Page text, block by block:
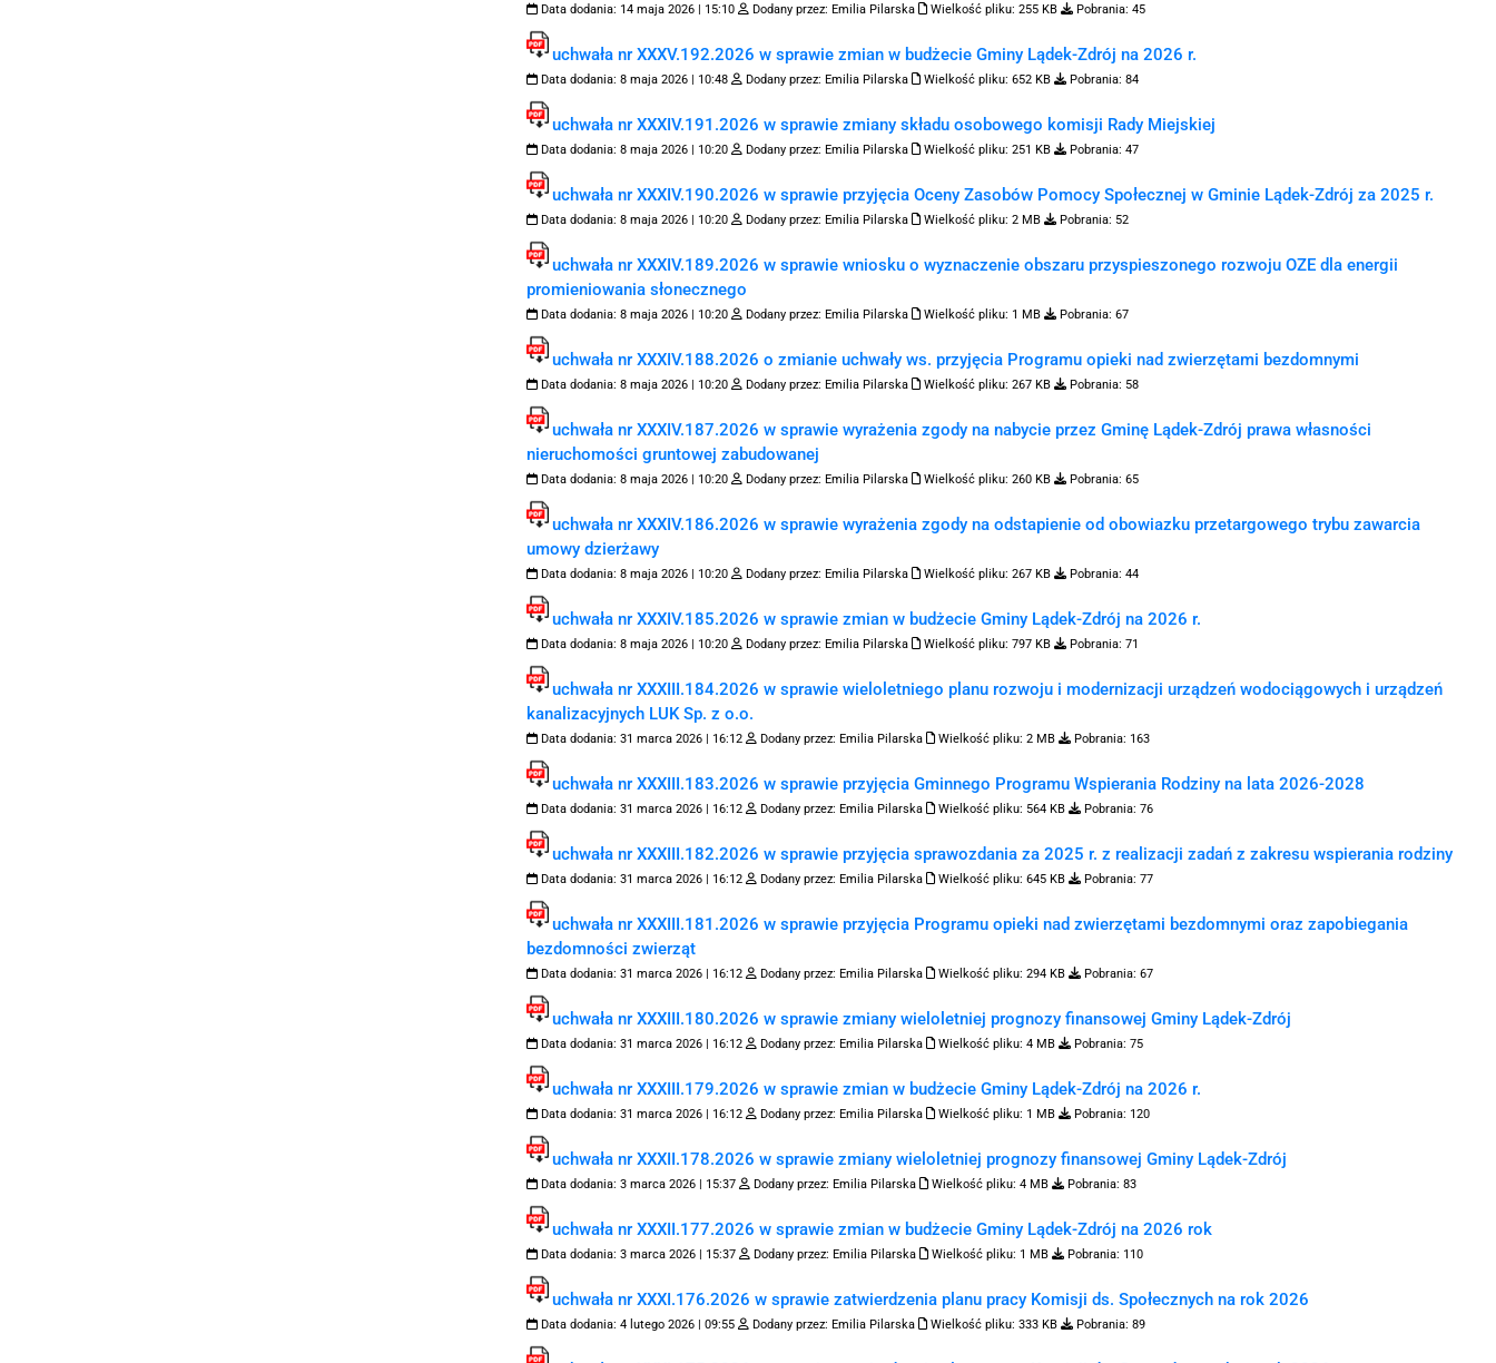
Data dodania: 14 maja 2026 | 15:10 Dodany przez: Emilia Pilarska Wielkość pliku: 255 KB Pobrania: 45
uchwała nr XXXV.192.2026 w sprawie zmian w budżecie Gminy Lądek-Zdrój na 2026 r.
Data dodania: 8 maja 2026 | 10:48 Dodany przez: Emilia Pilarska Wielkość pliku: 652 KB Pobrania: 84
uchwała nr XXXIV.191.2026 w sprawie zmiany składu osobowego komisji Rady Miejskiej
Data dodania: 8 maja 2026 | 10:20 Dodany przez: Emilia Pilarska Wielkość pliku: 251 KB Pobrania: 47
uchwała nr XXXIV.190.2026 w sprawie przyjęcia Oceny Zasobów Pomocy Społecznej w Gminie Lądek-Zdrój za 2025 r.
Data dodania: 8 maja 2026 | 10:20 Dodany przez: Emilia Pilarska Wielkość pliku: 2 MB Pobrania: 52
uchwała nr XXXIV.189.2026 w sprawie wniosku o wyznaczenie obszaru przyspieszonego rozwoju OZE dla energii
promieniowania słonecznego
Data dodania: 8 maja 2026 | 10:20 Dodany przez: Emilia Pilarska Wielkość pliku: 1 MB Pobrania: 67
uchwała nr XXXIV.188.2026 o zmianie uchwały ws. przyjęcia Programu opieki nad zwierzętami bezdomnymi
Data dodania: 8 maja 2026 | 10:20 Dodany przez: Emilia Pilarska Wielkość pliku: 267 KB Pobrania: 58
uchwała nr XXXIV.187.2026 w sprawie wyrażenia zgody na nabycie przez Gminę Lądek-Zdrój prawa własności
nieruchomości gruntowej zabudowanej
Data dodania: 8 maja 2026 | 10:20 Dodany przez: Emilia Pilarska Wielkość pliku: 260 KB Pobrania: 65
uchwała nr XXXIV.186.2026 w sprawie wyrażenia zgody na odstapienie od obowiazku przetargowego trybu zawarcia
umowy dzierżawy
Data dodania: 8 maja 2026 | 10:20 Dodany przez: Emilia Pilarska Wielkość pliku: 267 KB Pobrania: 44
uchwała nr XXXIV.185.2026 w sprawie zmian w budżecie Gminy Lądek-Zdrój na 2026 r.
Data dodania: 8 maja 2026 | 10:20 Dodany przez: Emilia Pilarska Wielkość pliku: 797 KB Pobrania: 71
uchwała nr XXXIII.184.2026 w sprawie wieloletniego planu rozwoju i modernizacji urządzeń wodociągowych i urządzeń
kanalizacyjnych LUK Sp. z o.o.
Data dodania: 31 marca 2026 | 16:12 Dodany przez: Emilia Pilarska Wielkość pliku: 2 MB Pobrania: 163
uchwała nr XXXIII.183.2026 w sprawie przyjęcia Gminnego Programu Wspierania Rodziny na lata 2026-2028
Data dodania: 31 marca 2026 | 16:12 Dodany przez: Emilia Pilarska Wielkość pliku: 564 KB Pobrania: 76
uchwała nr XXXIII.182.2026 w sprawie przyjęcia sprawozdania za 2025 r. z realizacji zadań z zakresu wspierania rodziny
Data dodania: 31 marca 2026 | 16:12 Dodany przez: Emilia Pilarska Wielkość pliku: 645 KB Pobrania: 77
uchwała nr XXXIII.181.2026 w sprawie przyjęcia Programu opieki nad zwierzętami bezdomnymi oraz zapobiegania
bezdomności zwierząt
Data dodania: 31 marca 2026 | 16:12 Dodany przez: Emilia Pilarska Wielkość pliku: 294 KB Pobrania: 67
uchwała nr XXXIII.180.2026 w sprawie zmiany wieloletniej prognozy finansowej Gminy Lądek-Zdrój
Data dodania: 31 marca 2026 | 16:12 Dodany przez: Emilia Pilarska Wielkość pliku: 4 MB Pobrania: 75
uchwała nr XXXIII.179.2026 w sprawie zmian w budżecie Gminy Lądek-Zdrój na 2026 r.
Data dodania: 31 marca 2026 | 16:12 Dodany przez: Emilia Pilarska Wielkość pliku: 1 MB Pobrania: 120
uchwała nr XXXII.178.2026 w sprawie zmiany wieloletniej prognozy finansowej Gminy Lądek-Zdrój
Data dodania: 3 marca 2026 | 15:37 Dodany przez: Emilia Pilarska Wielkość pliku: 4 MB Pobrania: 83
uchwała nr XXXII.177.2026 w sprawie zmian w budżecie Gminy Lądek-Zdrój na 2026 rok
Data dodania: 3 marca 2026 | 15:37 Dodany przez: Emilia Pilarska Wielkość pliku: 1 MB Pobrania: 110
uchwała nr XXXI.176.2026 w sprawie zatwierdzenia planu pracy Komisji ds. Społecznych na rok 2026
Data dodania: 4 lutego 2026 | 09:55 Dodany przez: Emilia Pilarska Wielkość pliku: 333 KB Pobrania: 89